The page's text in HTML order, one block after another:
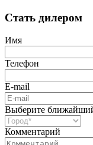
Стать дилером
Имя
Телефон
E-mail
Выберите
Комментарий